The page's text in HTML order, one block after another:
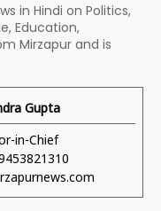
in Hindi on Politics,
Education,
Mirzapur and is
Gupta
in-Chief